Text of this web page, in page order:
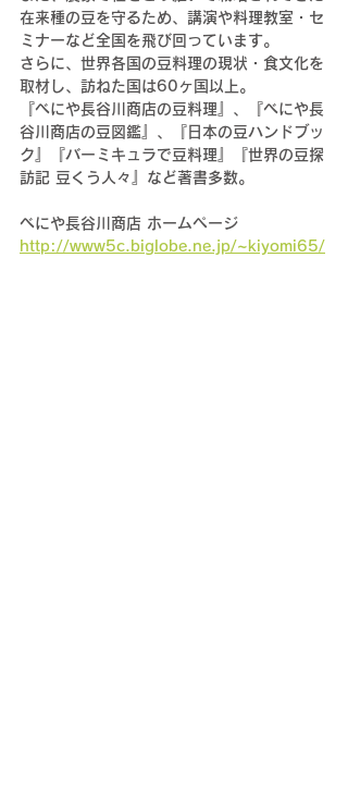
在来種の豆を守るため、講演や料理教室・セ
ミナーなど全国を飛び回っています。
さらに、世界各国の豆料理の現状・食文化を
取材し、訪ねた国は60ヶ国以上。
『べにや長谷川商店の豆料理』、『べにや長
谷川商店の豆図鑑』、『日本の豆ハンドブッ
ク』『バーミキュラで豆料理』『世界の豆探
訪記 豆くう人々』など著書多数。
べにや長谷川商店 ホームページ
http://www5c.biglobe.ne.jp/~kiyomi65/